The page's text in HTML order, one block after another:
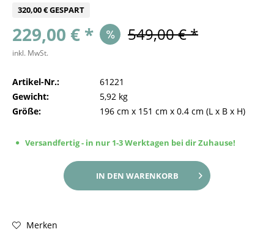
320,00 € GESPART
229,00 € * 549,00 € *
inkl. MwSt.
Artikel-Nr.:
61221
Gewicht:
5,92 kg
Größe:
196 cm x 151 cm x 0.4 cm (L x B x H)
Versandfertig - in nur 1-3 Werktagen bei dir Zuhause!
IN DEN WARENKORB
Merken